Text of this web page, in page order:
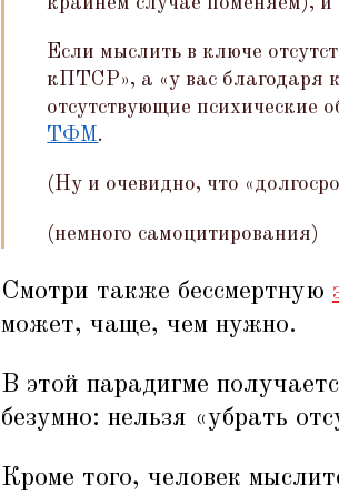
Если мыслить в ключе
кПТСР», а «у вас благодаря
отсутствующие психические
ТФМ.
(Ну и очевидно, что «
(немного самоцитирования)
Смотри также бессмертную
может, чаще, чем нужно.
В этой парадигме
безумно: нельзя «убрать
Кроме того, человек